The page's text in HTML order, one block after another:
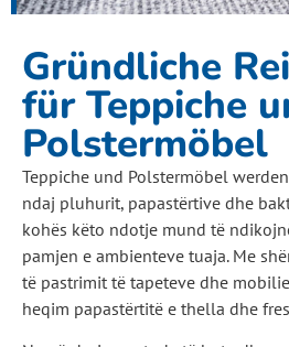
Gründliche
für Teppiche
Polstermöbel
Teppiche und Polstermöbel
ndaj pluhurit, papastërtive dhe
kohës këto ndotje mund të
pamjen e ambienteve tuaja. Me
të pastrimit të tapeteve dhe
heqim papastërtitë e thella dhe